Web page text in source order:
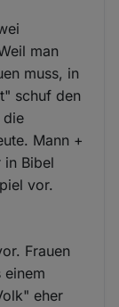
man
muss, in
schuf den
die
Mann +
in Bibel
vor.
Frauen
einem
eher